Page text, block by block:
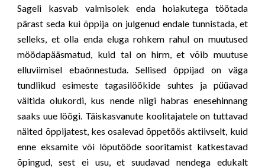
Sageli kasvab valmisolek enda hoiakutega töötada
pärast seda kui õppija on julgenud endale tunnistada, et
selleks, et olla enda eluga rohkem rahul on muutused
möödapääsmatud, kuid tal on hirm, et võib muutuse
elluviimisel ebaõnnestuda. Sellised õppijad on väga
tundlikud esimeste tagasilöökide suhtes ja püüavad
vältida olukordi, kus nende niigi habras enesehinnang
saaks uue löögi. Täiskasvanute koolitajatele on tuttavad
näited õppijatest, kes osalevad õppetöös aktiivselt, kuid
enne eksamite või lõputööde sooritamist katkestavad
õpingud, sest ei usu, et suudavad nendega edukalt